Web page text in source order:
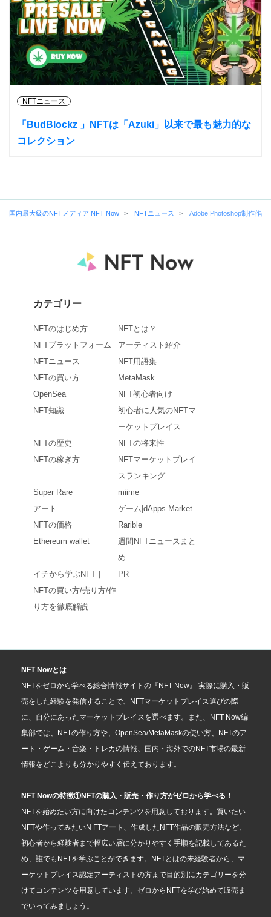
NFTニュース
「BudBlockz 」NFTは「Azuki」以来で最も魅力的な
コレクション
国内最大級のNFTメディア NFT Now NFTニュース Adobe Photoshop制作作
カテゴリー
NFTのはじめ方
NFTとは？
NFTプラットフォーム
アーティスト紹介
NFTニュース
NFT用語集
NFTの買い方
MetaMask
OpenSea
NFT初心者向け
NFT知識
初心者に人気のNFTマ
ーケットプレイス
NFTの歴史
NFTの将来性
NFTの稼ぎ方
NFTマーケットプレイ
スランキング
Super Rare
miime
アート
ゲーム|dApps Market
NFTの価格
Rarible
Ethereum wallet
週間NFTニュースまと
め
イチから学ぶNFT｜
NFTの買い方/売り方/作
り方を徹底解説
PR
NFT Nowとは
NFTをゼロから学べる総合情報サイトの『NFT Now』 実際に購入・販
売をした経験を発信することで、NFTマーケットプレイス選びの際
に、自分にあったマーケットプレイスを選べます。また、NFT Now編
集部では、NFTの作り方や、OpenSea/MetaMaskの使い方、NFTのア
ート・ゲーム・音楽・トレカの情報、国内・海外でのNFT市場の最新
情報をどこよりも分かりやすく伝えております。
NFT Nowの特徴①NFTの購入・販売・作り方がゼロから学べる！
NFTを始めたい方に向けたコンテンツを用意しております。買いたい
NFTや作ってみたいN FTアート、作成したNFT作品の販売方法など、
初心者から経験者まで幅広い層に分かりやすく手順を記載してあるた
め、誰でもNFTを学ぶことができます。NFTとはの未経験者から、マ
ーケットプレイス認定アーティストの方まで目的別にカテゴリーを分
けてコンテンツを用意しています。ゼロからNFTを学び始めて販売ま
でいってみましょう。